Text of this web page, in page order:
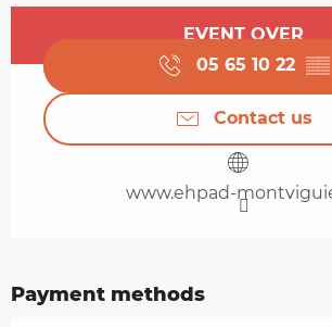
Opening hours & contact
EVENT OVER
05 65 10 22 ▒▒
Contact us
www.ehpad-
Payment methods